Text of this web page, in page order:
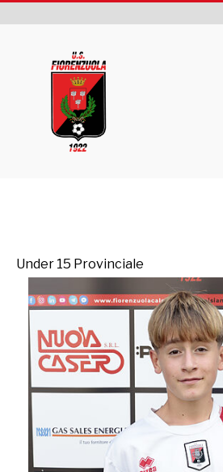
Under 15 Provinciale